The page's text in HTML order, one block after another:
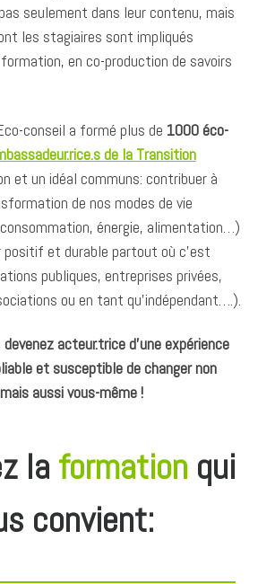
seulement dans leur contenu, mais
les stagiaires sont impliqués
en co-production de savoirs
conseil a formé plus de 1000 éco-
de la Transition
et un idéal communs: contribuer à
de nos modes de vie
énergie, alimentation…)
et durable partout où c’est
publiques, entreprises privées,
ou en tant qu’indépendant….).
acteur.trice d’une expérience
et susceptible de changer non
aussi vous-même !
la formation qui
convient: